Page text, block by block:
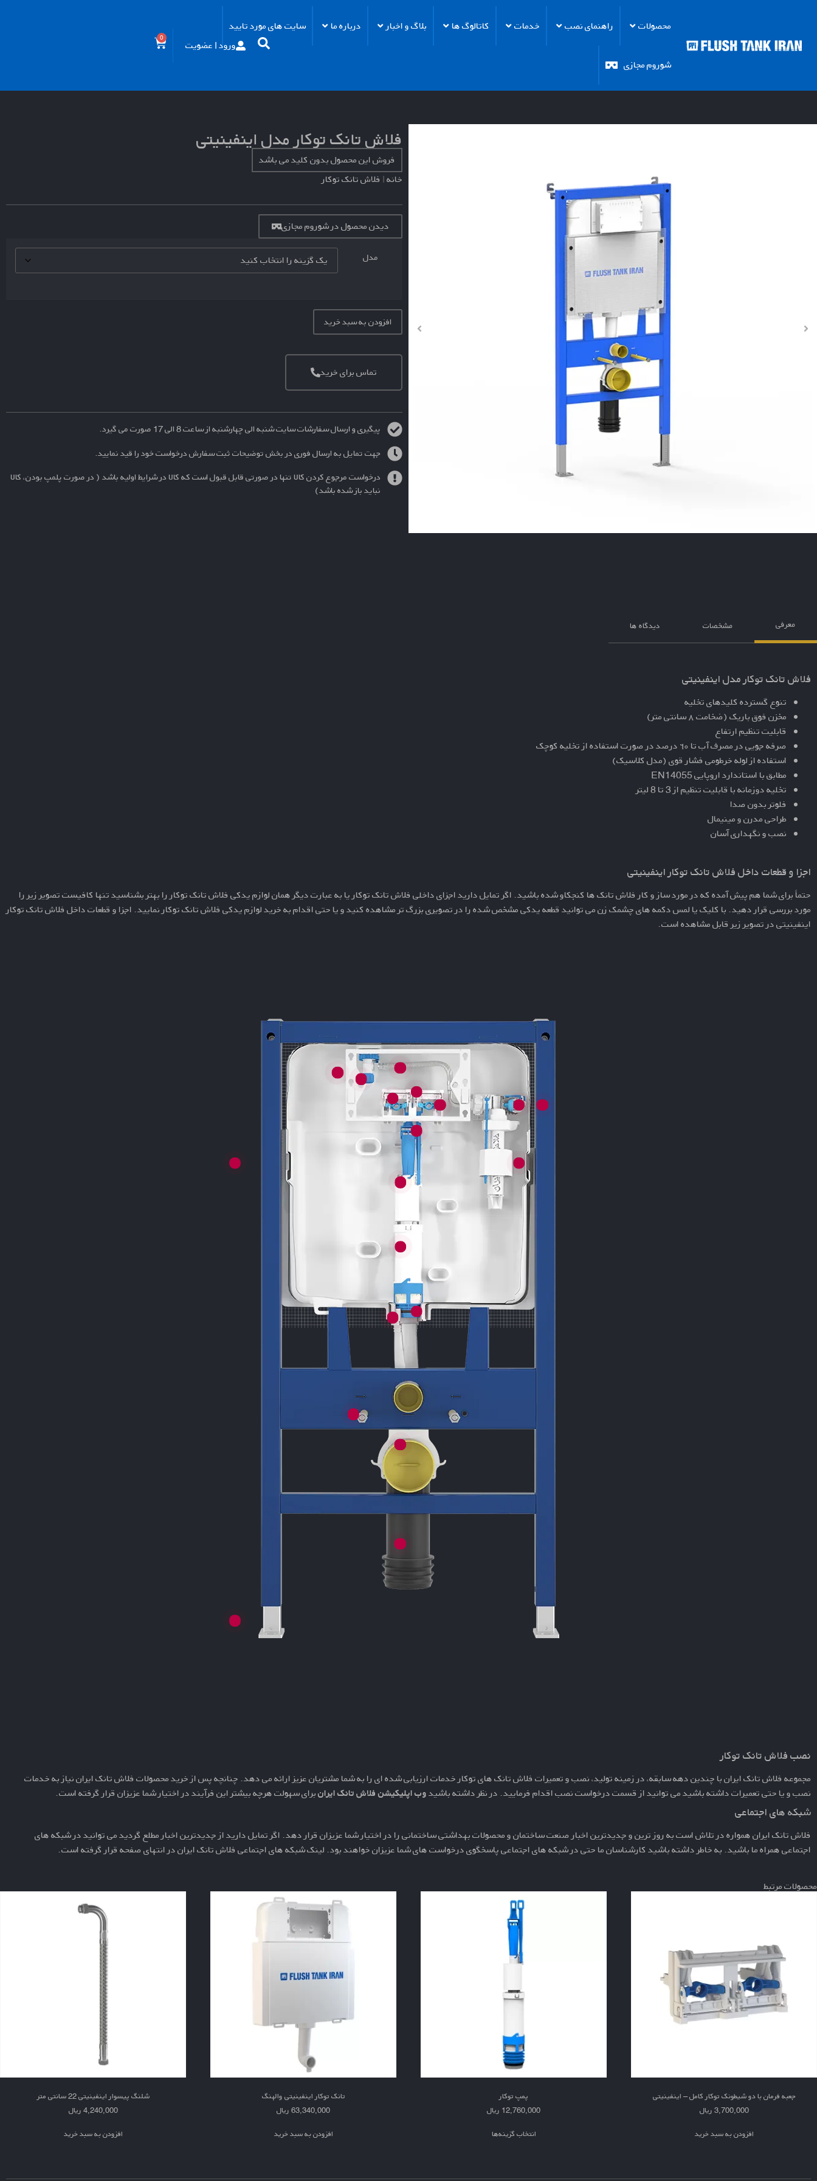
محصولات راهنمای نصب خدمات کاتالوگ ها بلاگ و اخبار درباره ما سایت های مورد تایید
شوروم مجازی
ورود | عضویت
0
فلاش تانک توکار مدل اینفینیتی
فروش این محصول بدون کلید می باشد
خانه| فلاش تانک توکار
دیدن محصول در شوروم مجازی
مدل
افزودن به سبد خرید
تماس برای خرید
پیگیری و ارسال سفارشات سایت شنبه الی چهارشنبه از ساعت 8 الی 17 صورت می گیرد.
جهت تمایل به ارسال فوری در بخش توضیحات ثبت سفارش درخواست خود را قید نمایید.
درخواست مرجوع کردن کالا تنها در صورتی قابل قبول است که کالا در شرایط اولیه باشد ( در صورت پلمپ بودن، کالا
نباید باز شده باشد)
معرفی مشخصات دیدگاه ها
فلاش تانک توکار مدل اینفینیتی
تنوع گسترده کلیدهای تخلیه
مخزن فوق باریک (ضخامت ٨ سانتی متر)
قابلیت تنظیم ارتفاع
صرفه جویی در مصرف آب تا ٦٠ درصد در صورت استفاده از تخلیه کوچک
استفاده از لوله خرطومی فشار قوی (مدل کلاسیک)
مطابق با استاندارد اروپایی EN14055
تخلیه دوزمانه با قابلیت تنظیم از 3 تا 8 لیتر
فلوتر بدون صدا
طراحی مدرن و مینیمال
نصب و نگهداری آسان
اجزا و قطعات داخل فلاش تانک توکار اینفینیتی
حتماً برای شما هم پیش آمده که در مورد ساز و کار فلاش تانک ها کنجکاو شده باشید. اگر تمایل داریداجزای داخلی فلاش تانک توکار یا به عبارت دیگر همانلوازم یدکی فلاش تانک توکار را بهتر بشناسید تنها کافیست تصویر زیر را
مورد بررسی قرار دهید. با کلیک یا لمس دکمه های چشمک زن می توانید قطعه یدکی مشخص شده را در تصویری بزرگ تر مشاهده کنید و یا حتی اقدام به خرید لوازم یدکی فلاش تانک توکار نمایید. اجزا و قطعات داخل فلاش تانک توکار
اینفینیتیدر تصویر زیر قابل مشاهده است.
شلنگ پیسوار اینفینیتی
قاب نگهدارنده جعبه فرمان
شیر پیسوار
پایه شیطونک بزرگ و کوچک
شیطونک
پل کوچک و بزرگ پمپ
فریم فلزی توکار
ست نگهدارنده پمپ
پمپ اینفینیتی
اورینگ پمپ توکار
لاستیک پمپ توکار
نصب فلاش تانک توکار
مجموعه فلاش تانک ایران با چندین دهه سابقه، در زمینه تولید، نصب و تعمیرات فلاش تانک های توکار خدمات ارزیابی شده ای را به شما مشتریان عزیز ارائه می دهد. چنانچه پس از خرید محصولات فلاش تانک ایران نیاز به خدمات
نصب و یا حتی تعمیرات داشته باشید می توانید از قسمتدرخواست نصباقدام فرمایید. در نظر داشته باشیدوب اپلیکیشن فلاش تانک ایرانبرای سهولت هرچه بیشتر این فرآیند در اختیار شما عزیزان قرار گرفته است.
شبکه های اجتماعی
فلاش تانک ایران همواره در تلاش است به روز ترین و جدیدترین اخبار صنعت ساختمان و محصولات بهداشتی ساختمانی را در اختیار شما عزیزان قرار دهد. اگر تمایل دارید از جدیدترین اخبار مطلع گردید می توانید در شبکه های
اجتماعی همراه ما باشید. به خاطر داشته باشید کارشناسان ما حتی در شبکه های اجتماعی پاسخگوی درخواست های شما عزیزان خواهند بود. لینک شبکه های اجتماعی فلاش تانک ایران در انتهای صفحه قرار گرفته است.
محصولات مرتبط
جعبه فرمان با دو شیطونک توکار کامل – اینفینیتی
3,700,000 ریال
افزودن به سبد خرید
پمپ توکار
12,760,000 ریال
انتخاب گزینه‌ها
تانک توکار اینفینیتی والهنگ
63,340,000 ریال
افزودن به سبد خرید
شلنگ پیسوار اینفینیتی 22 سانتی متر
4,240,000 ریال
افزودن به سبد خرید